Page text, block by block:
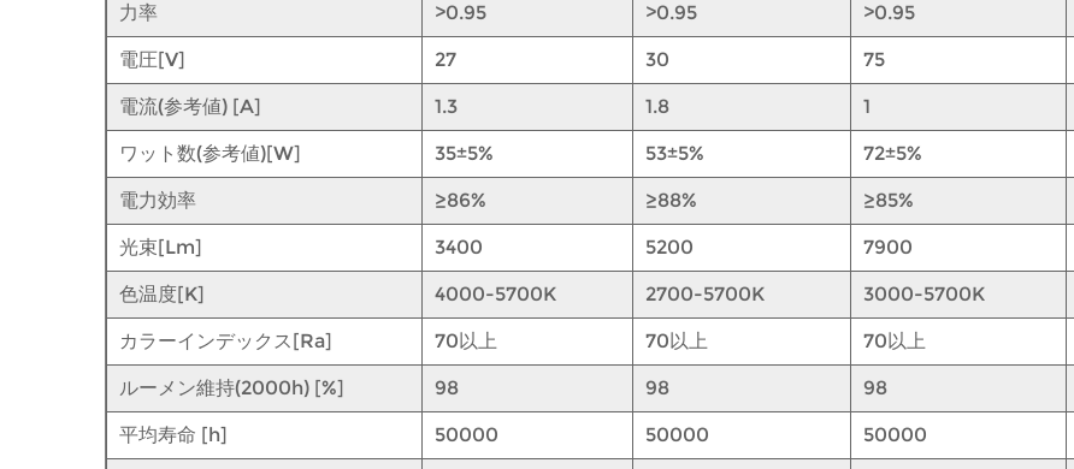
力率 >0.95 >0.95 >0.95
電圧[V] 27 30 75
電流(参考値) [A] 1.3 1.8 1
ワット数(参考値)[W] 35±5% 53±5% 72±5%
電力効率 ≥86% ≥88% ≥85%
光束[Lm] 3400 5200 7900
色温度[K] 4000-5700K 2700-5700K 3000-5700K
カラーインデックス[Ra] 70以上 70以上 70以上
ルーメン維持(2000h) [%] 98 98 98
平均寿命 [h] 50000 50000 50000